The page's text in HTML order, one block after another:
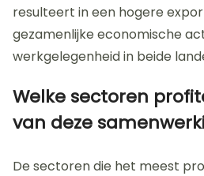
resulteert in een hogere
gezamenlijke economische
werkgelegenheid in beide
Welke sectoren
van deze
De sectoren die het meest